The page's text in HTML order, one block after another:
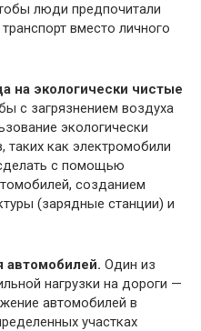
люди предпочитали
вместо личного
на экологически чистые
с загрязнением воздуха
экологически
таких как электромобили
с помощью
созданием
(зарядные станции) и
автомобилей. Один из
нагрузки на дороги —
автомобилей в
участках